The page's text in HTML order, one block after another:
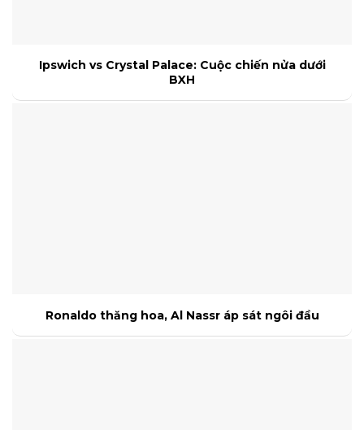
Ipswich vs Crystal Palace: Cuộc chiến nửa dưới
BXH
Ronaldo thăng hoa, Al Nassr áp sát ngôi đầu